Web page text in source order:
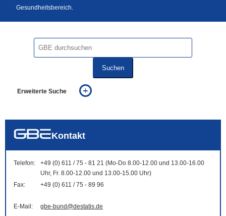
Gesundheitsbereich.
Suchen
Erweiterte Suche
auch in allen Texten suchen (Volltextsuche)
Kontakt
Telefon:
+49 (0) 611 / 75 - 81 21 (Mo-Do 8.00-12.00 und 13.00-16.00
Uhr, Fr. 8.00-12.00 und 13.00-15.00 Uhr)
Fax:
+49 (0) 611 / 75 - 89 96
E-Mail: gbe-bund@destatis.de